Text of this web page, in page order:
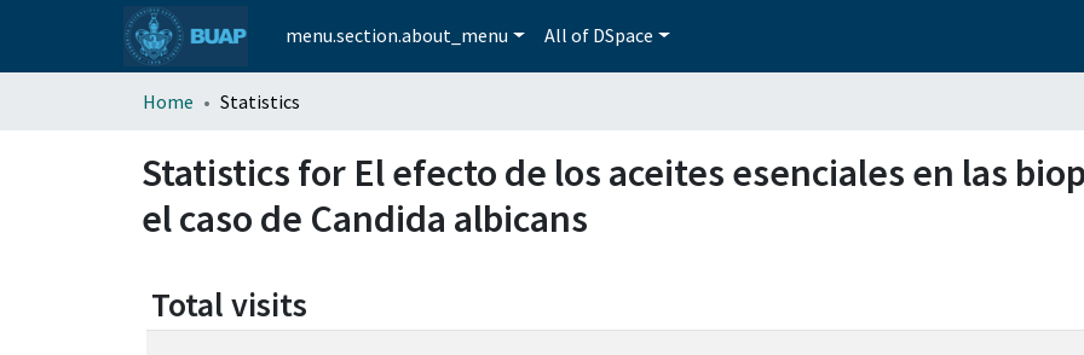
menu.section.about_menu All of DSpace
Home Statistics
Statistics for El efecto de los aceites esenciales en las
el caso de Candida albicans
Total visits